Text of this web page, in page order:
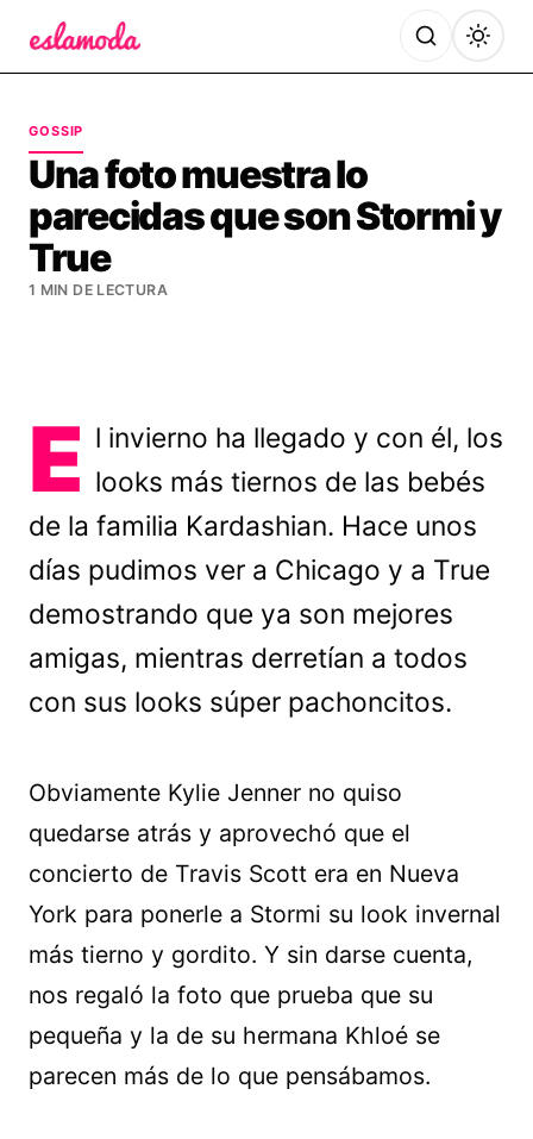
GOSSIP
Una foto muestra lo
parecidas que son Stormi y
True
1 MIN DE LECTURA
E l invierno ha llegado y con él, los
looks más tiernos de las bebés
de la familia Kardashian. Hace unos
días pudimos ver a Chicago y a True
demostrando que ya son mejores
amigas, mientras derretían a todos
con sus looks súper pachoncitos.
Obviamente Kylie Jenner no quiso
quedarse atrás y aprovechó que el
concierto de Travis Scott era en Nueva
York para ponerle a Stormi su look invernal
más tierno y gordito. Y sin darse cuenta,
nos regaló la foto que prueba que su
pequeña y la de su hermana Khloé se
parecen más de lo que pensábamos.